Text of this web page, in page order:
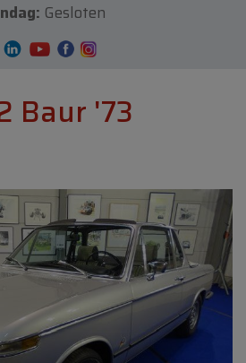
Gesloten
Baur '73